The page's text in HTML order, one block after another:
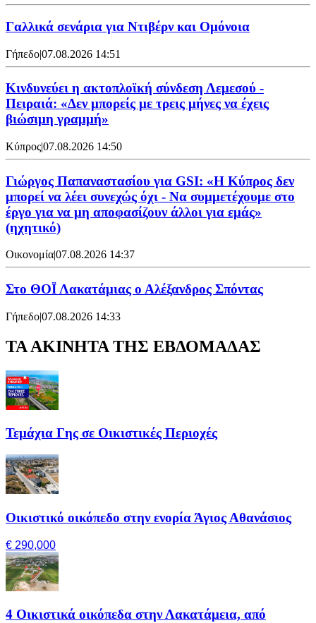
Γαλλικά σενάρια για Ντιβέρν και Ομόνοια
Γήπεδο|07.08.2026 14:51
Κινδυνεύει η ακτοπλοϊκή σύνδεση Λεμεσού -
Πειραιά: «Δεν μπορείς με τρεις μήνες να έχεις
βιώσιμη γραμμή»
Κύπρος|07.08.2026 14:50
Γιώργος Παπαναστασίου για GSI: «Η Κύπρος δεν
μπορεί να λέει συνεχώς όχι - Να συμμετέχουμε στο
έργο για να μη αποφασίζουν άλλοι για εμάς»
(ηχητικό)
Οικονομία|07.08.2026 14:37
Στο ΘΟΪ Λακατάμιας ο Αλέξανδρος Σπόντας
Γήπεδο|07.08.2026 14:33
ΤΑ ΑΚΙΝΗΤΑ ΤΗΣ ΕΒΔΟΜΑΔΑΣ
Τεμάχια Γης σε Οικιστικές Περιοχές
Οικιστικό οικόπεδο στην ενορία Άγιος Αθανάσιος
€ 290,000
4 Οικιστικά οικόπεδα στην Λακατάμεια, από